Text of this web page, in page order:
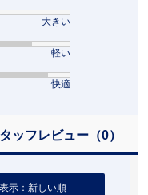
大きい
軽い
快適
ッフレビュー（0）
表示：新しい順